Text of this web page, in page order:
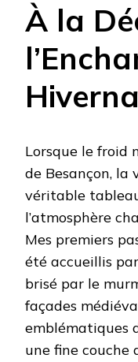
À la
Lorsque le froid
de Besançon, la
véritable
l’atmosphère
Mes premiers
été accueillis
brisé par le
façades
emblématiques
une fine couche